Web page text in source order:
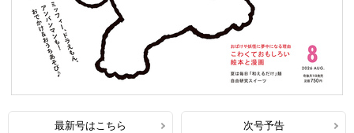
最新号はこちら 次号予告